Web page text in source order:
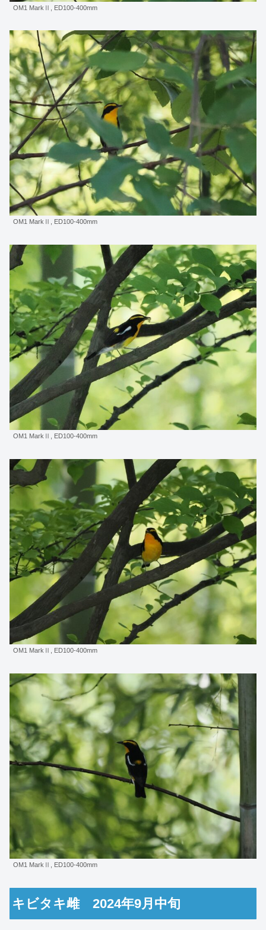
OM1 MarkⅡ, ED100-400mm
OM1 MarkⅡ, ED100-400mm
OM1 MarkⅡ, ED100-400mm
OM1 MarkⅡ, ED100-400mm
OM1 MarkⅡ, ED100-400mm
キビタキ雌 2024年9月中旬